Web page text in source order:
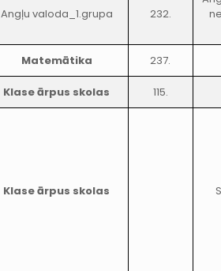
Angļu valoda_1.grupa 232.
Matemātika 237.
Klase ārpus skolas 115.
Klase ārpus skolas